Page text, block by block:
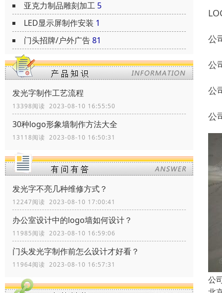
亚克力制品雕刻加工 5
LED显示屏制作安装 1
门头招牌/户外广告81
发光字制作工艺流程
13398阅读 2023-08-10 16:55:50
30种logo形象墙制作方法大全
13118阅读 2023-08-10 16:50:31
发光字不亮几种维修方式？
12247阅读 2023-08-10 17:00:41
办公室设计中的logo墙如何设计？
11985阅读 2023-08-10 16:59:06
门头发光字制作前怎么设计才好看？
11964阅读 2023-08-10 16:57:31
公
公
公
公
公